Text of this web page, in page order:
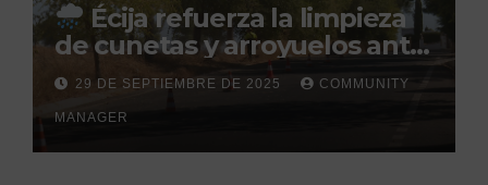
Écija refuerza la limpieza
de cunetas y arroyuelos ante
la llegada de las lluvias
otoñales
29 DE SEPTIEMBRE DE 2025 COMMUNITY
MANAGER